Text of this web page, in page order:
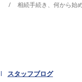
相続手続き、何から始
スタッフブログ